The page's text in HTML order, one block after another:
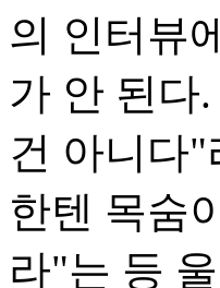
의 인터뷰
가 안 된다
건 아니다"
한텐 목숨
라"는 등